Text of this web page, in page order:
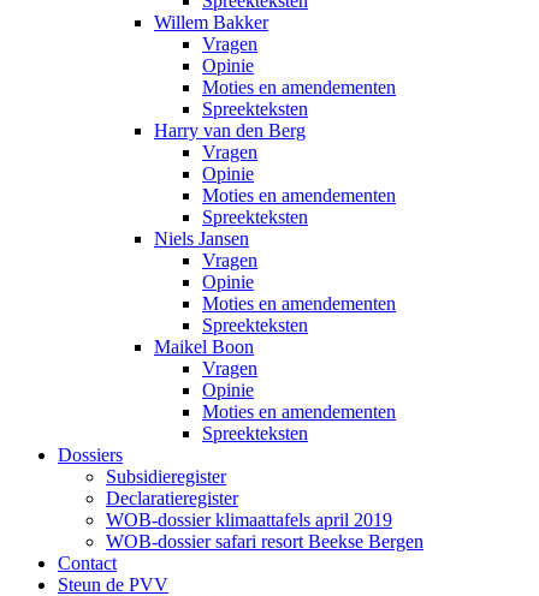
Willem Bakker
Vragen
Opinie
Moties en amendementen
Spreekteksten
Harry van den Berg
Vragen
Opinie
Moties en amendementen
Spreekteksten
Niels Jansen
Vragen
Opinie
Moties en amendementen
Spreekteksten
Maikel Boon
Vragen
Opinie
Moties en amendementen
Spreekteksten
Dossiers
Subsidieregister
Declaratieregister
WOB-dossier klimaattafels april 2019
WOB-dossier safari resort Beekse Bergen
Contact
Steun de PVV